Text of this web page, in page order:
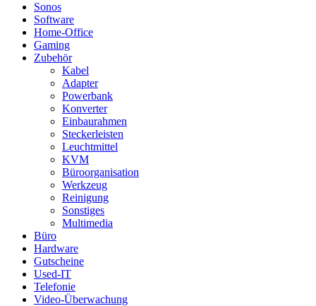
Sonos
Software
Home-Office
Gaming
Zubehör
Kabel
Adapter
Powerbank
Konverter
Einbaurahmen
Steckerleisten
Leuchtmittel
KVM
Büroorganisation
Werkzeug
Reinigung
Sonstiges
Multimedia
Büro
Hardware
Gutscheine
Used-IT
Telefonie
Video-Überwachung